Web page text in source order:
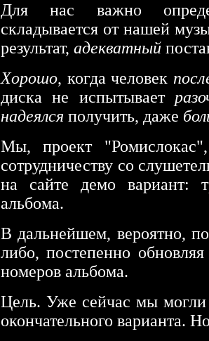
Для нас важно
складывается от нашей
результат, адекватный
Хорошо, когда человек
диска не испытывает
надеялся получить, даже
Мы, проект
сотрудничеству со
на сайте демо вариант:
альбома.
В дальнейшем, вероятно,
либо, постепенно
номеров альбома.
Цель. Уже сейчас мы могли
окончательного варианта.